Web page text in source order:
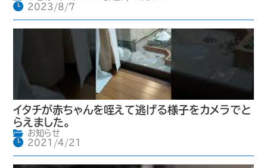
2023/8/7
イタチが赤ちゃんを咥えて逃げる様子をカメラでと
らえました。
お知らせ
2021/4/21